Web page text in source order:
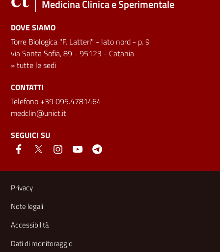
Medicina Clinica e Sperimentale
DOVE SIAMO
Torre Biologica "F. Latteri" - lato nord - p. 9
via Santa Sofia, 89 - 95123 - Catania
»tutte le sedi
CONTATTI
Telefono +39 095.4781464
medclin@unict.it
SEGUICI SU
Link e informazioni utili
Privacy
Note legali
Accessibilità
Dati di monitoraggio